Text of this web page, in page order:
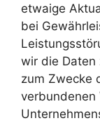
etwaige
bei
wir die Daten
zum Zwecke
verbundenen